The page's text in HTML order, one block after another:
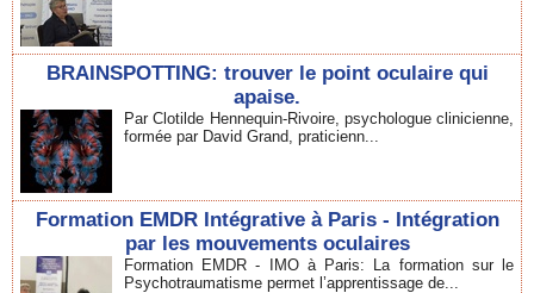
BRAINSPOTTING: trouver le point oculaire qui
apaise.
Par Clotilde Hennequin-Rivoire, psychologue clinicienne,
formée par David Grand, praticienn...
Formation EMDR Intégrative à Paris - Intégration
par les mouvements oculaires
Formation EMDR - IMO à Paris: La formation sur le
Psychotraumatisme permet l’apprentissage de...